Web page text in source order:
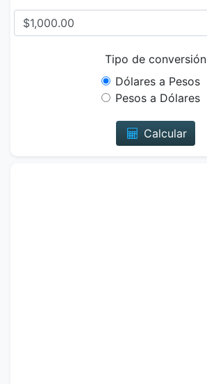
Tipo de conversión
Dólares a Pesos
Pesos a Dólares
Calcular